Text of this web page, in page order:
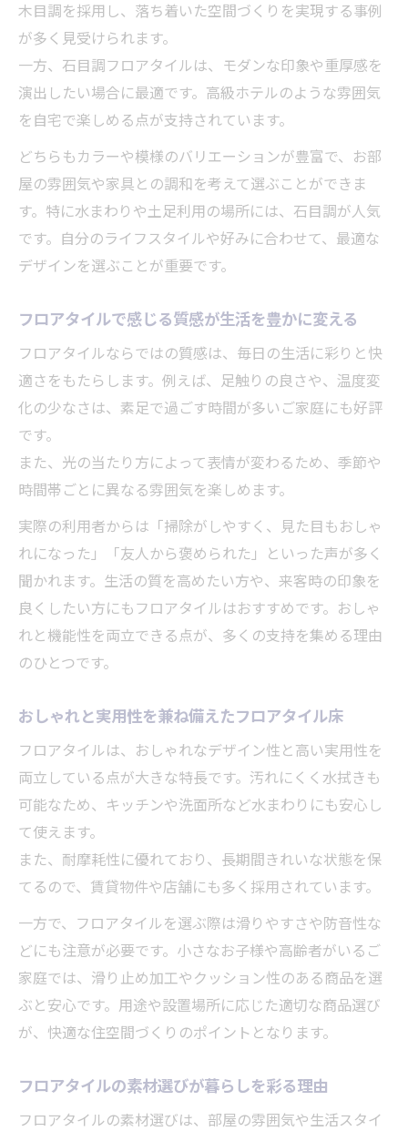
木目調を採用し、落ち着いた空間づくりを実現する事例
が多く見受けられます。
一方、石目調フロアタイルは、モダンな印象や重厚感を
演出したい場合に最適です。高級ホテルのような雰囲気
を自宅で楽しめる点が支持されています。
どちらもカラーや模様のバリエーションが豊富で、お部
屋の雰囲気や家具との調和を考えて選ぶことができま
す。特に水まわりや土足利用の場所には、石目調が人気
です。自分のライフスタイルや好みに合わせて、最適な
デザインを選ぶことが重要です。
フロアタイルで感じる質感が生活を豊かに変える
フロアタイルならではの質感は、毎日の生活に彩りと快
適さをもたらします。例えば、足触りの良さや、温度変
化の少なさは、素足で過ごす時間が多いご家庭にも好評
です。
また、光の当たり方によって表情が変わるため、季節や
時間帯ごとに異なる雰囲気を楽しめます。
実際の利用者からは「掃除がしやすく、見た目もおしゃ
れになった」「友人から褒められた」といった声が多く
聞かれます。生活の質を高めたい方や、来客時の印象を
良くしたい方にもフロアタイルはおすすめです。おしゃ
れと機能性を両立できる点が、多くの支持を集める理由
のひとつです。
おしゃれと実用性を兼ね備えたフロアタイル床
フロアタイルは、おしゃれなデザイン性と高い実用性を
両立している点が大きな特長です。汚れにくく水拭きも
可能なため、キッチンや洗面所など水まわりにも安心し
て使えます。
また、耐摩耗性に優れており、長期間きれいな状態を保
てるので、賃貸物件や店舗にも多く採用されています。
一方で、フロアタイルを選ぶ際は滑りやすさや防音性な
どにも注意が必要です。小さなお子様や高齢者がいるご
家庭では、滑り止め加工やクッション性のある商品を選
ぶと安心です。用途や設置場所に応じた適切な商品選び
が、快適な住空間づくりのポイントとなります。
フロアタイルの素材選びが暮らしを彩る理由
フロアタイルの素材選びは、部屋の雰囲気や生活スタイ